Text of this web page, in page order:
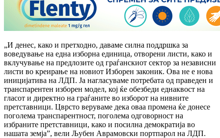
„И денес, како и претходно, даваме силна поддршка за
воведување на една изборна единица, отворени листи, како и
вклучување на предлозите од граѓанскиот сектор за независни
листи во креирање на новиот Изборен законик. Ова не е нова
иницијатива на ЛДП. Ја нагласуваме потребата од праведен и
транспарентен изборен модел, кој ќе обезбеди еднаквост на
гласот и директно на граѓаните во изборот на нивните
претставници. Цврсто веруваме дека оваа промена ќе донесе
поголема транспарентност, поголема одговорност на
избраните претставници, како и посилна демократија во
нашата земја”, вели Љубен Аврамовски портпарол на ЛДП.